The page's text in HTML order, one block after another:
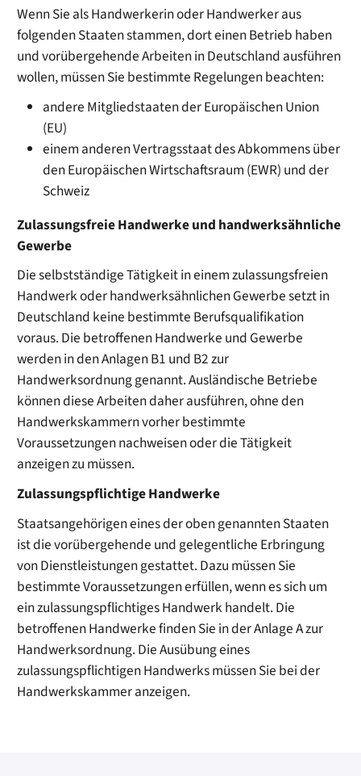
Wenn Sie als Handwerkerin oder Handwerker aus
folgenden Staaten stammen, dort einen Betrieb haben
und vorübergehende Arbeiten in Deutschland ausführen
wollen, müssen Sie bestimmte Regelungen beachten:
andere Mitgliedstaaten der Europäischen Union
(EU)
einem anderen Vertragsstaat des Abkommens über
den Europäischen Wirtschaftsraum (EWR) und der
Schweiz
Zulassungsfreie Handwerke und handwerksähnliche
Gewerbe
Die selbstständige Tätigkeit in einem zulassungsfreien
Handwerk oder handwerksähnlichen Gewerbe setzt in
Deutschland keine bestimmte Berufsqualifikation
voraus. Die betroffenen Handwerke und Gewerbe
werden in den Anlagen B1 und B2 zur
Handwerksordnung genannt. Ausländische Betriebe
können diese Arbeiten daher ausführen, ohne den
Handwerkskammern vorher bestimmte
Voraussetzungen nachweisen oder die Tätigkeit
anzeigen zu müssen.
Zulassungspflichtige Handwerke
Staatsangehörigen eines der oben genannten Staaten
ist die vorübergehende und gelegentliche Erbringung
von Dienstleistungen gestattet. Dazu müssen Sie
bestimmte Voraussetzungen erfüllen, wenn es sich um
ein zulassungspflichtiges Handwerk handelt. Die
betroffenen Handwerke finden Sie in der Anlage A zur
Handwerksordnung. Die Ausübung eines
zulassungspflichtigen Handwerks müssen Sie bei der
Handwerkskammer anzeigen.